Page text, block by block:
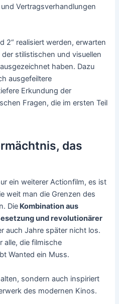
Vertragsverhandlungen
2“ realisiert werden, erwarten
stilistischen und visuellen
haben. Dazu
ausgefeiltere
Erkundung der
Fragen, die im ersten Teil
das
ein weiterer Actionfilm, es ist
weit man die Grenzen des
Die Kombination aus
und revolutionärer
auch Jahre später nicht los.
alle, die filmische
Wanted ein Muss.
sondern auch inspiriert
des modernen Kinos.